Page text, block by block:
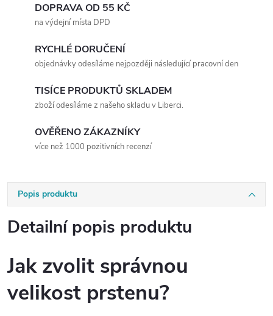
DOPRAVA OD 55 KČ
na výdejní místa DPD
RYCHLÉ DORUČENÍ
objednávky odesíláme nejpozději následující pracovní den
TISÍCE PRODUKTŮ SKLADEM
zboží odesíláme z našeho skladu v Liberci.
OVĚŘENO ZÁKAZNÍKY
více než 1000 pozitivních recenzí
Popis produktu
Detailní popis produktu
Jak zvolit správnou
velikost prstenu?